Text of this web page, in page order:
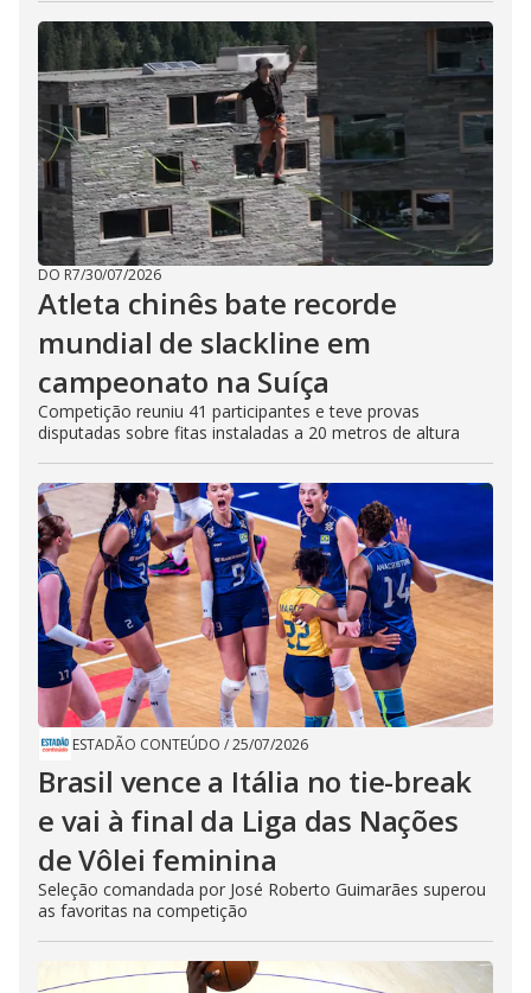
DO R7/30/07/2026
Atleta chinês bate recorde
mundial de slackline em
campeonato na Suíça
Competição reuniu 41 participantes e teve provas
disputadas sobre fitas instaladas a 20 metros de altura
ESTADÃO CONTEÚDO /25/07/2026
Brasil vence a Itália no tie-break
e vai à final da Liga das Nações
de Vôlei feminina
Seleção comandada por José Roberto Guimarães superou
as favoritas na competição